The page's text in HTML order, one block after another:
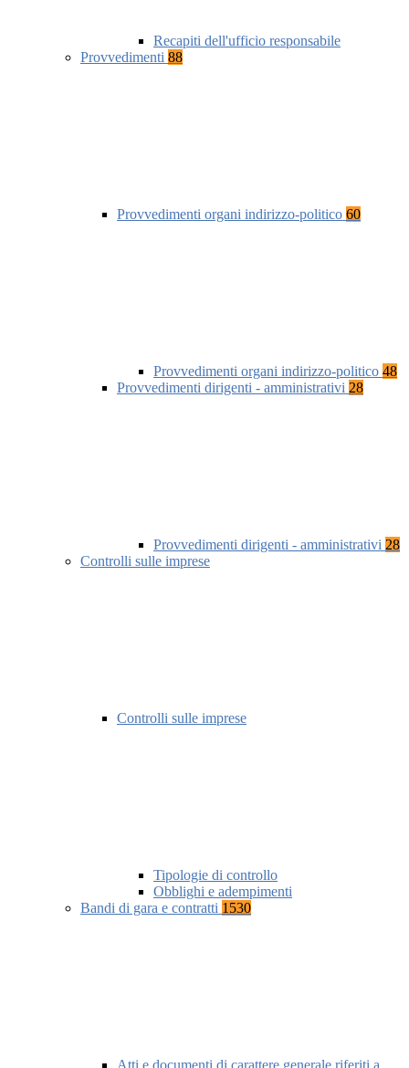
Recapiti dell'ufficio responsabile
Provvedimenti 88
Provvedimenti organi indirizzo-politico 60
Provvedimenti organi indirizzo-politico 48
Provvedimenti dirigenti - amministrativi 28
Provvedimenti dirigenti - amministrativi 28
Controlli sulle imprese
Controlli sulle imprese
Tipologie di controllo
Obblighi e adempimenti
Bandi di gara e contratti 1530